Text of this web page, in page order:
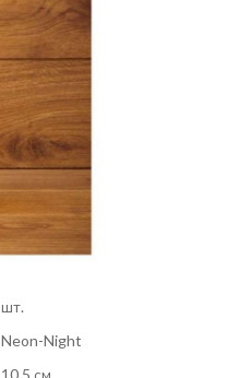
шт.
Neon-Night
10.5 см